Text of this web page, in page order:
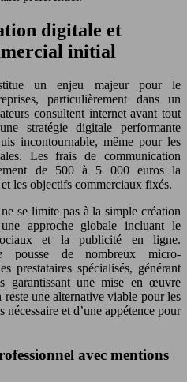
digitale et
initial
un enjeu majeur pour le
particulièrement dans un
consultent internet avant tout
stratégie digitale performante
incontournable, même pour les
Les frais de communication
de 500 à 5 000 euros la
les objectifs commerciaux fixés.
se limite pas à la simple création
approche globale incluant le
et la publicité en ligne.
pousse de nombreux micro-
prestataires spécialisés, générant
garantissant une mise en œuvre
une alternative viable pour les
nécessaire et d’une appétence pour
avec mentions